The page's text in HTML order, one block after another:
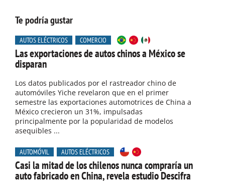
Te podría gustar
AUTOS ELÉCTRICOS COMERCIO
Las exportaciones de autos chinos a México se
disparan
Los datos publicados por el rastreador chino de
automóviles Yiche revelaron que en el primer
semestre las exportaciones automotrices de China a
México crecieron un 31%, impulsadas
principalmente por la popularidad de modelos
asequibles ...
AUTOMÓVIL AUTOS ELÉCTRICOS
Casi la mitad de los chilenos nunca compraría un
auto fabricado en China, revela estudio Descifra